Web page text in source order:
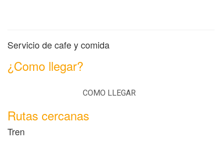
Servicio de cafe y comida
¿Como llegar?
COMO LLEGAR
Rutas cercanas
Tren